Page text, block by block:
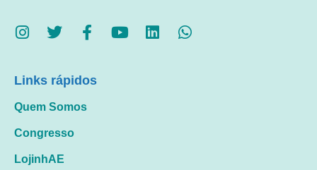
Links rápidos
Quem Somos
Congresso
LojinhAE